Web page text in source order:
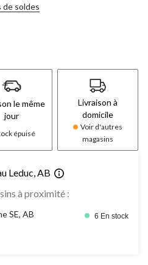
de soldes
le même
jour
épuisé
Livraison à
domicile
Voir d'autres
magasins
Leduc, AB
à proximité :
SE, AB 6 En stock